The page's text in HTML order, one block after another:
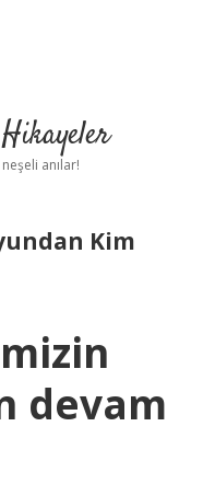
anılar!
Kim
devam